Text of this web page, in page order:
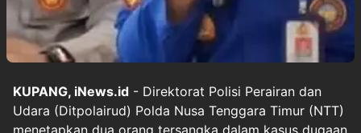
KUPANG, iNews.id - Direktorat Polisi Perairan dan
Udara (Ditpolairud) Polda Nusa Tenggara Timur (NTT)
menetapkan dua orang tersangka dalam kasus dugaan